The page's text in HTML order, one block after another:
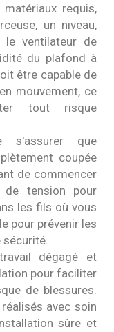
requis,
un niveau,
ventilateur de
du plafond à
être capable de
mouvement, ce
tout risque
s'assurer que
coupée
de commencer
de tension pour
les fils où vous
pour prévenir les
dégagé et
pour faciliter
de blessures.
avec soin
sûre et